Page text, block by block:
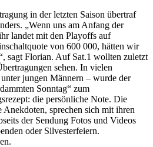
in der letzten Saison übertraf
„Wenn uns am Anfang der
landet mit den Playoffs auf
von 600 000, hätten wir
sagt Florian. Auf Sat.1 wollten zuletzt
sehen. In vielen
jungen Männern – wurde der
Sonntag“ zum
die persönliche Note. Die
Anekdoten, sprechen sich mit ihren
der Sendung Fotos und Videos
oder Silvesterfeiern.